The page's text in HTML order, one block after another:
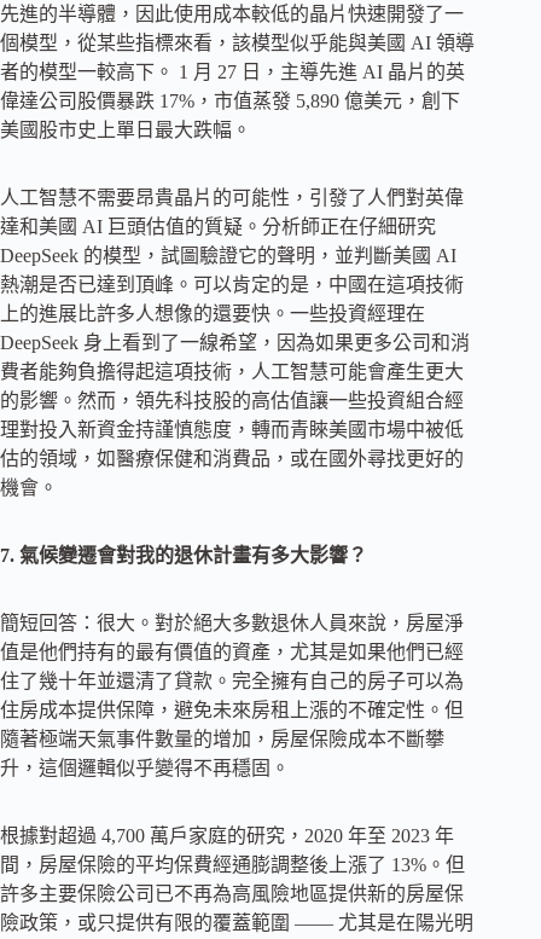
先進的半導體，因此使用成本較低的晶片快速開發了一
個模型，從某些指標來看，該模型似乎能與美國 AI 領導
者的模型一較高下。 1 月 27 日，主導先進 AI 晶片的英
偉達公司股價暴跌 17%，市值蒸發 5,890 億美元，創下
美國股市史上單日最大跌幅。
人工智慧不需要昂貴晶片的可能性，引發了人們對英偉
達和美國 AI 巨頭估值的質疑。分析師正在仔細研究
DeepSeek 的模型，試圖驗證它的聲明，並判斷美國 AI
熱潮是否已達到頂峰。可以肯定的是，中國在這項技術
上的進展比許多人想像的還要快。一些投資經理在
DeepSeek 身上看到了一線希望，因為如果更多公司和消
費者能夠負擔得起這項技術，人工智慧可能會產生更大
的影響。然而，領先科技股的高估值讓一些投資組合經
理對投入新資金持謹慎態度，轉而青睞美國市場中被低
估的領域，如醫療保健和消費品，或在國外尋找更好的
機會。
7. 氣候變遷會對我的退休計畫有多大影響？
簡短回答：很大。對於絕大多數退休人員來說，房屋淨
值是他們持有的最有價值的資產，尤其是如果他們已經
住了幾十年並還清了貸款。完全擁有自己的房子可以為
住房成本提供保障，避免未來房租上漲的不確定性。但
隨著極端天氣事件數量的增加，房屋保險成本不斷攀
升，這個邏輯似乎變得不再穩固。
根據對超過 4,700 萬戶家庭的研究，2020 年至 2023 年
間，房屋保險的平均保費經通膨調整後上漲了 13%。但
許多主要保險公司已不再為高風險地區提供新的房屋保
險政策，或只提供有限的覆蓋範圍 —— 尤其是在陽光明